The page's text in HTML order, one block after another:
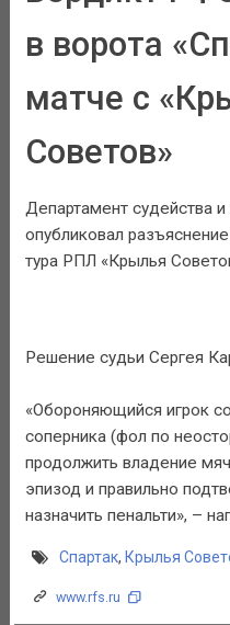
в ворота
матче с
Советов»
Департамент судейства
опубликовал
тура РПЛ «Крылья
Решение судьи Сергея
«Обороняющийся игрок
соперника (фол по
продолжить владение
эпизод и правильно
назначить пенальти», –
Спартак, Крылья
www.rfs.ru